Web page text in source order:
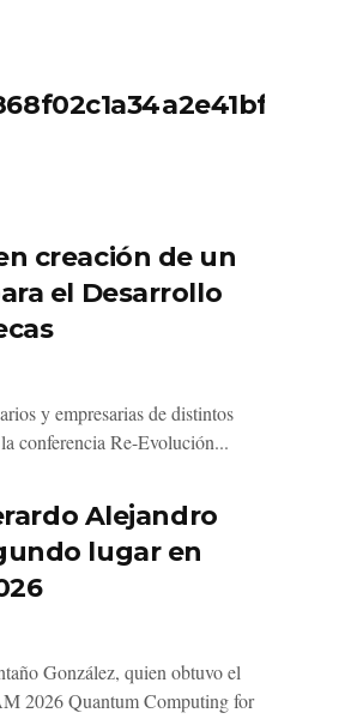
creación de un
el Desarrollo
y empresarias de distintos
conferencia Re-Evolución...
Alejandro
lugar en
González, quien obtuvo el
2026 Quantum Computing for